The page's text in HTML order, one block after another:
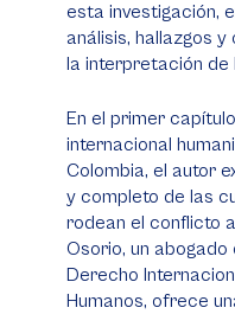
esta investigación,
análisis, hallazgos
la interpretación de
En el primer
internacional
Colombia, el autor
y completo de las
rodean el conflicto
Osorio, un
Derecho
Humanos, ofrece